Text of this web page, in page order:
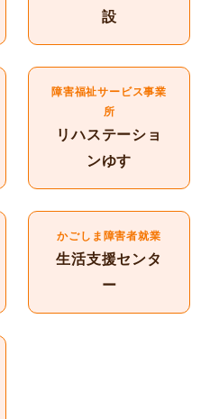
設
障害福祉サービス事業
所
リハステーショ
ンゆす
かごしま障害者就業
生活支援センタ
ー